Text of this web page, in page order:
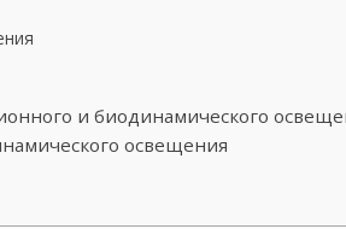
и биодинамического
освещения